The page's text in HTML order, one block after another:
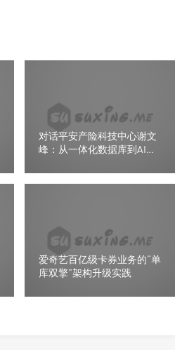
对话平安产险科技中心谢文
峰：从一体化数据库到AI基
爱奇艺百亿级卡券业务的“单
库双擎”架构升级实践